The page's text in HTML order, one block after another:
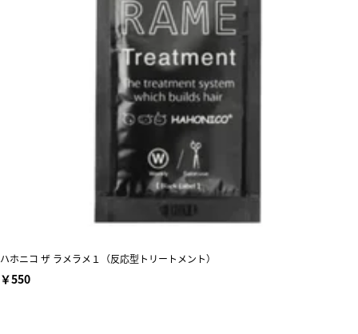
ハホニコ ザ ラメラメ１（反応型トリートメント）
￥550